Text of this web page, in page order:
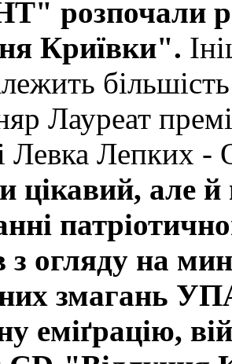
розпочали
Криївки".
Лауреат
Левка Лепких
цікавий, але
з огляду на
змагань
еміґрацію,